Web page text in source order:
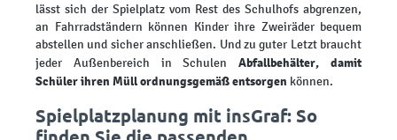
lässt sich der Spielplatz vom Rest des Schulhofs abgrenzen,
an Fahrradständern können Kinder ihre Zweiräder bequem
abstellen und sicher anschließen. Und zu guter Letzt braucht
jeder Außenbereich in SchulenAbfallbehälter, damit
Schüler ihren Müll ordnungsgemäß entsorgen können.
Spielplatzplanung mit insGraf: So